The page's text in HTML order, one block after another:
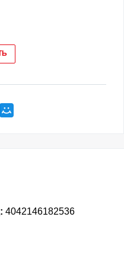
4042146182536